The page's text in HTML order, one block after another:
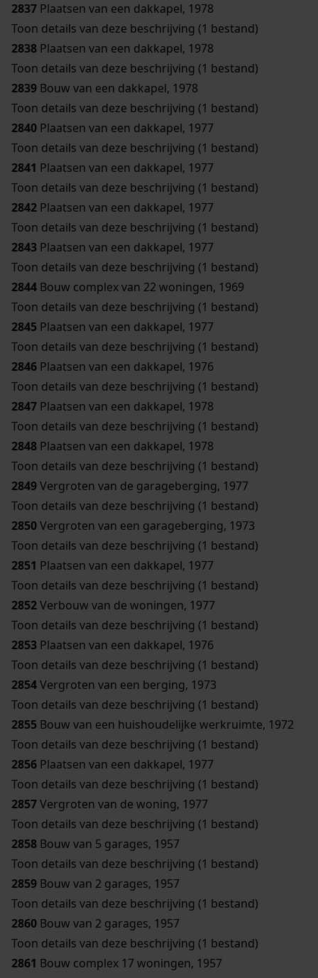
2837 Plaatsen van een dakkapel, 1978
Toon details van deze beschrijving (1 bestand)
2838 Plaatsen van een dakkapel, 1978
Toon details van deze beschrijving (1 bestand)
2839 Bouw van een dakkapel, 1978
Toon details van deze beschrijving (1 bestand)
2840 Plaatsen van een dakkapel, 1977
Toon details van deze beschrijving (1 bestand)
2841 Plaatsen van een dakkapel, 1977
Toon details van deze beschrijving (1 bestand)
2842 Plaatsen van een dakkapel, 1977
Toon details van deze beschrijving (1 bestand)
2843 Plaatsen van een dakkapel, 1977
Toon details van deze beschrijving (1 bestand)
2844 Bouw complex van 22 woningen, 1969
Toon details van deze beschrijving (1 bestand)
2845 Plaatsen van een dakkapel, 1977
Toon details van deze beschrijving (1 bestand)
2846 Plaatsen van een dakkapel, 1976
Toon details van deze beschrijving (1 bestand)
2847 Plaatsen van een dakkapel, 1978
Toon details van deze beschrijving (1 bestand)
2848 Plaatsen van een dakkapel, 1978
Toon details van deze beschrijving (1 bestand)
2849Vergroten van de garageberging, 1977
Toon details van deze beschrijving (1 bestand)
2850Vergroten van een garageberging, 1973
Toon details van deze beschrijving (1 bestand)
2851 Plaatsen van een dakkapel, 1977
Toon details van deze beschrijving (1 bestand)
2852Verbouw van de woningen, 1977
Toon details van deze beschrijving (1 bestand)
2853 Plaatsen van een dakkapel, 1976
Toon details van deze beschrijving (1 bestand)
2854Vergroten van een berging, 1973
Toon details van deze beschrijving (1 bestand)
2855 Bouw van een huishoudelijke werkruimte, 1972
Toon details van deze beschrijving (1 bestand)
2856 Plaatsen van een dakkapel, 1977
Toon details van deze beschrijving (1 bestand)
2857Vergroten van de woning, 1977
Toon details van deze beschrijving (1 bestand)
2858 Bouw van 5 garages, 1957
Toon details van deze beschrijving (1 bestand)
2859 Bouw van 2 garages, 1957
Toon details van deze beschrijving (1 bestand)
2860 Bouw van 2 garages, 1957
Toon details van deze beschrijving (1 bestand)
2861 Bouw complex 17 woningen, 1957